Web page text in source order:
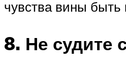
чувства вины быть
8. Не судите